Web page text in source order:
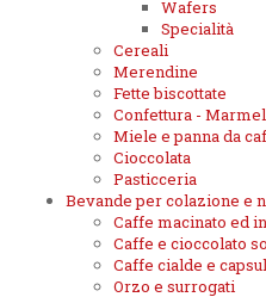
Wafers
Specialità
Cereali
Merendine
Fette biscottate
Confettura -
Miele e panna da
Cioccolata
Pasticceria
Bevande per colazione e
Caffe macinato ed
Caffe e cioccolato
Caffe cialde e
Orzo e surrogati